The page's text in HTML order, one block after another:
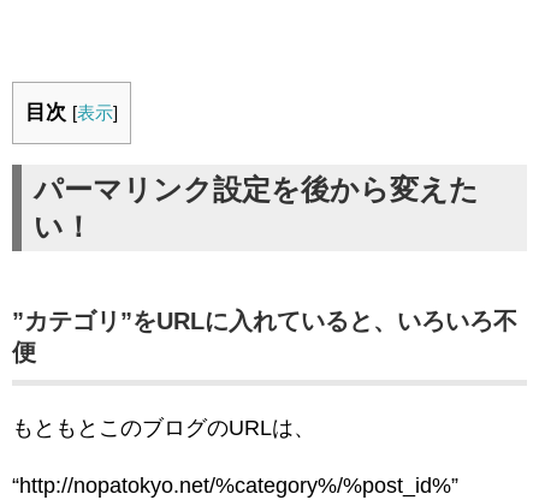
目次 [表示]
パーマリンク設定を後から変えた
い！
”カテゴリ”をURLに入れていると、いろいろ不
便
もともとこのブログのURLは、
“http://nopatokyo.net/%category%/%post_id%”